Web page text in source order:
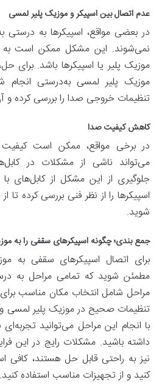
عدم اتصال بین اسپیکر و موزیک پلیر لمسی
در بعضی مواقع، اسپیکرها به
نمی‌شوند. این مشکل ممکن است به
موزیک پلیر یا اسپیکرها باشد. برای
موزیک پلیر لمسی به‌درستی
تنظیمات خروجی صدا را بررسی کرده و
کاهش کیفیت صدا
در برخی مواقع، ممکن است
می‌تواند ناشی از مشکلات در
جلوگیری از این مشکل از کابل‌های با
اسپیکرها را از نظر فنی بررسی کرده
شوید.
جمع بندی؛ چگونه اسپیکرهای سقفی را به
برای اتصال اسپیکرهای سقفی به
مطمئن شوید که تمامی مراحل به
مراحل شامل انتخاب مکان مناسب
تنظیمات صحیح در موزیک پلیر
با انجام این مراحل می‌توانید
داشته باشید. مشکلات رایج در این
نیز به راحتی قابل حل هستند، کافی
کنید و از تجهیزات مناسب استفاده کنید.